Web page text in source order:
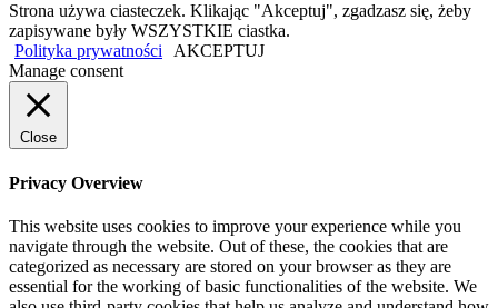
Strona używa ciasteczek. Klikając "Akceptuj", zgadzasz się, żeby
zapisywane były WSZYSTKIE ciastka.
Polityka prywatności AKCEPTUJ
Manage consent
Close
Privacy Overview
This website uses cookies to improve your experience while you
navigate through the website. Out of these, the cookies that are
categorized as necessary are stored on your browser as they are
essential for the working of basic functionalities of the website. We